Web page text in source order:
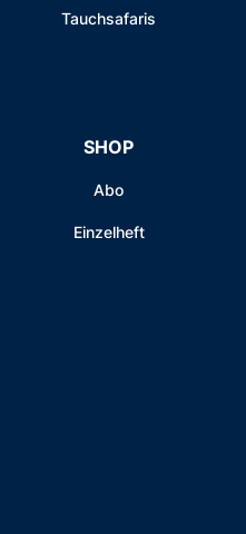
Tauchsafaris
SHOP
Abo
Einzelheft